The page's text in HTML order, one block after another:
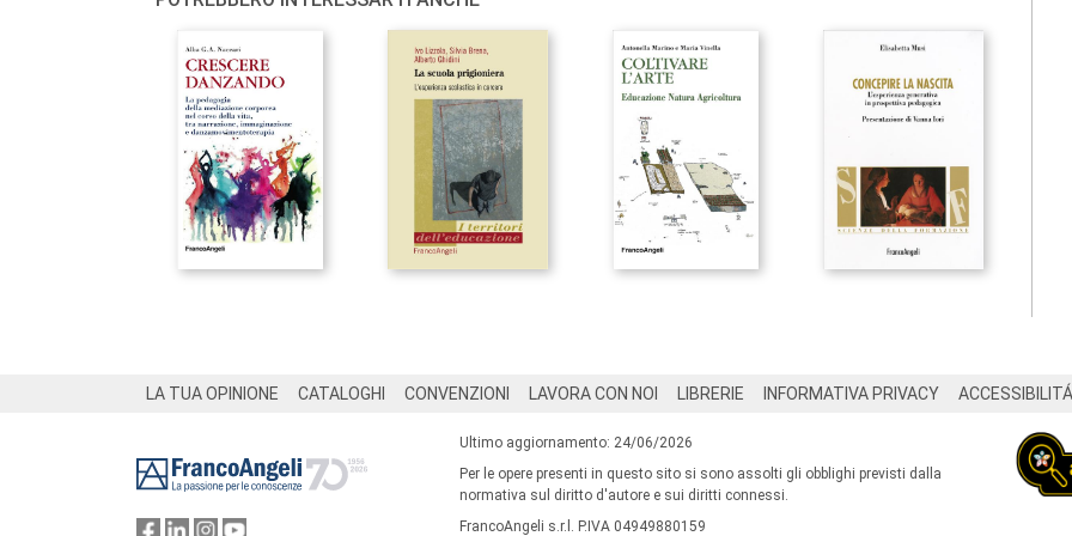
LA TUA OPINIONE CATALOGHI CONVENZIONI LAVORA CON NOI LIBRERIE INFORMATIVA PRIVACY ACCESSIBILITÁ
Ultimo aggiornamento: 24/06/2026
Per le opere presenti in questo sito si sono assolti gli obblighi previsti dalla
normativa sul diritto d'autore e sui diritti connessi.
FrancoAngeli s.r.l. P.IVA 04949880159